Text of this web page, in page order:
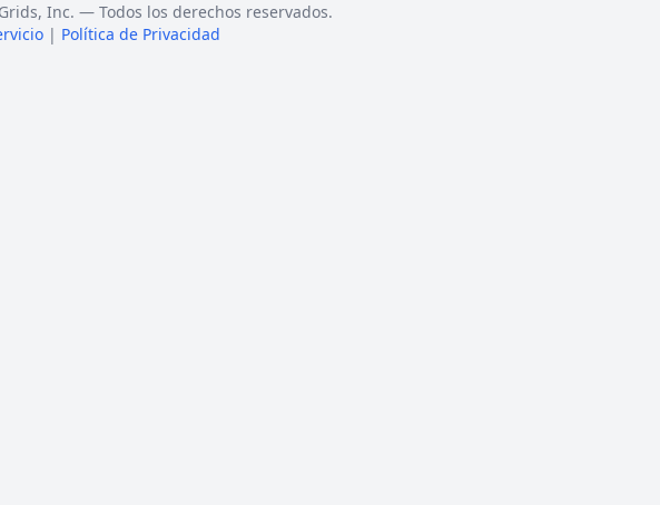
Inc. — Todos los derechos reservados.
| Política de Privacidad